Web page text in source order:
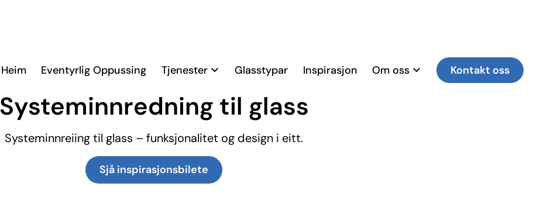
Heim Eventyrlig Oppussing Tjenester Glasstypar Inspirasjon Om oss Kontakt oss
TJENESTE
Systeminnredning til glass
Systeminnreiing til glass – funksjonalitet og design i eitt.
Sjå inspirasjons­bilete